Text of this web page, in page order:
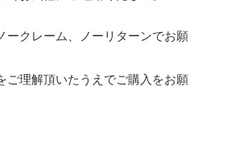
ークレーム、ノーリターンでお願
ご理解頂いたうえでご購入をお願